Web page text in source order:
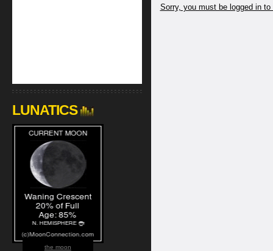
Sorry, you must be logged in
LUNATICS
the moon